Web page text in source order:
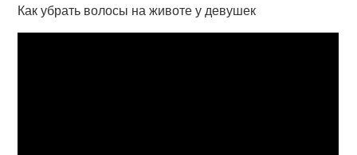
Как убрать волосы на животе у девушек